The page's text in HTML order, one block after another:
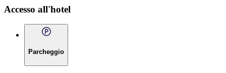
Accesso all'hotel
Parcheggio